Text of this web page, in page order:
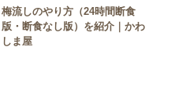
梅流しのやり方（24時間断食
版・断食なし版）を紹介｜かわ
しま屋